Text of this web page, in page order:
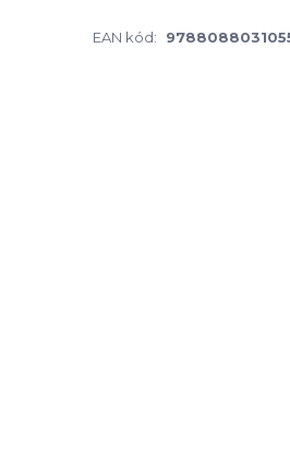
EAN kód: